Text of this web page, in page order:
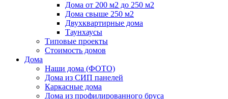
Дома от 200 м2 до 250 м2
Дома свыше 250 м2
Двухквартирные дома
Таунхаусы
Типовые проекты
Стоимость домов
Дома
Наши дома (ФОТО)
Дома из СИП панелей
Каркасные дома
Дома из профилированного бруса